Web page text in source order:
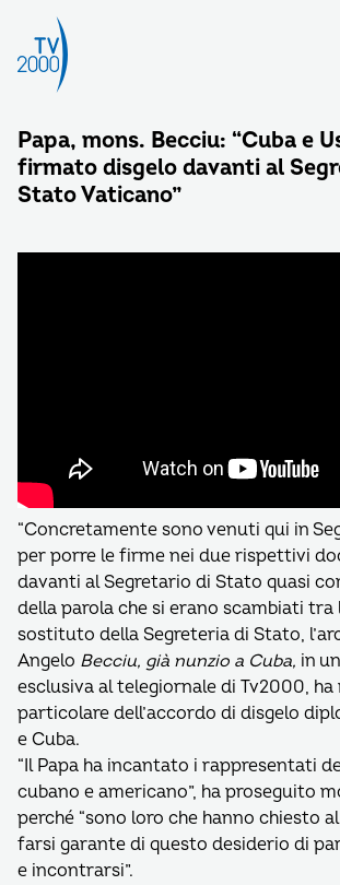
Papa, mons. Becciu: “Cuba e
firmato disgelo davanti al
Stato Vaticano”
“Concretamente sono venuti qui in
per porre le firme nei due rispettivi
davanti al Segretario di Stato quasi
della parola che si erano scambiati tra
sostituto della Segreteria di Stato,
Angelo Becciu, già nunzio a Cuba, in
esclusiva al telegiornale di Tv2000,
particolare dell’accordo di disgelo
e Cuba.
“Il Papa ha incantato i rappresentati
cubano e americano”, ha proseguito
perché “sono loro che hanno chiesto
farsi garante di questo desiderio di
e incontrarsi”.